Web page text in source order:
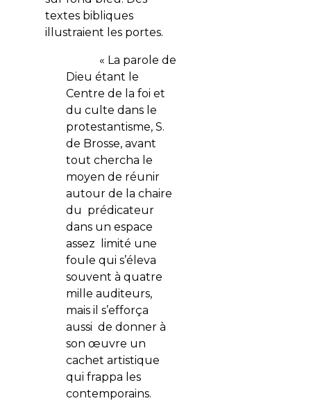
textes bibliques
illustraient les portes.
« La parole de
Dieu étant le
Centre de la foi et
du culte dans le
protestantisme, S.
de Brosse, avant
tout chercha le
moyen de réunir
autour de la chaire
du prédicateur
dans un espace
assez limité une
foule qui s’éleva
souvent à quatre
mille auditeurs,
mais il s’efforça
aussi de donner à
son œuvre un
cachet artistique
qui frappa les
contemporains.